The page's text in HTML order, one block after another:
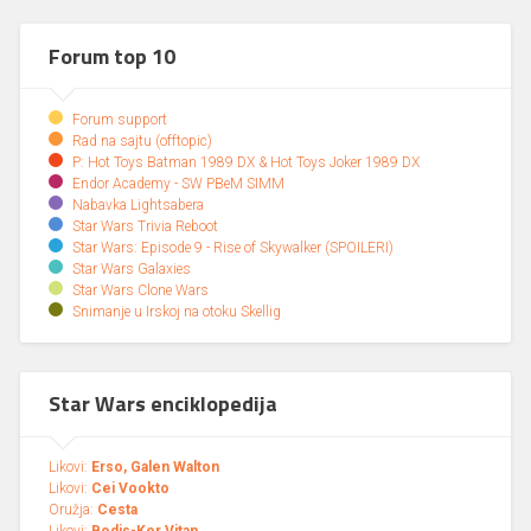
Forum top 10
Forum support
Rad na sajtu (offtopic)
P: Hot Toys Batman 1989 DX & Hot Toys Joker 1989 DX
Endor Academy - SW PBeM SIMM
Nabavka Lightsabera
Star Wars Trivia Reboot
Star Wars: Episode 9 - Rise of Skywalker (SPOILERI)
Star Wars Galaxies
Star Wars Clone Wars
Snimanje u Irskoj na otoku Skellig
Star Wars enciklopedija
Likovi: Erso, Galen Walton
Likovi: Cei Vookto
Oružja: Cesta